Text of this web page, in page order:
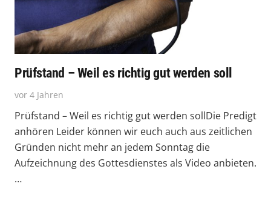
Prüfstand – Weil es richtig gut werden soll
vor 4 Jahren
Prüfstand – Weil es richtig gut werden sollDie Predigt
anhören Leider können wir euch auch aus zeitlichen
Gründen nicht mehr an jedem Sonntag die
Aufzeichnung des Gottesdienstes als Video anbieten.
…